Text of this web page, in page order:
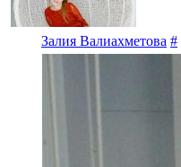
Залия Валиахметова #